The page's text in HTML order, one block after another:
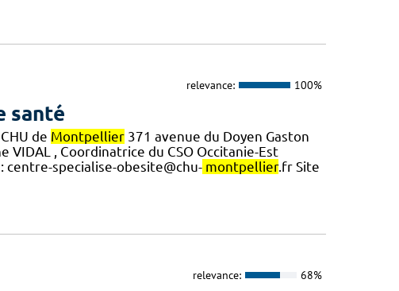
relevance: 100%
santé
de Montpellier371 avenue du Doyen Gaston
VIDAL , Coordinatrice du CSO Occitanie-Est
centre-specialise-obesite@chu- montpellier.fr Site
relevance: 68%